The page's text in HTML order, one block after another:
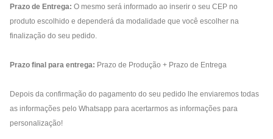
Prazo de Entrega: O mesmo será informado ao inserir o seu CEP no
produto escolhido e dependerá da modalidade que você escolher na
finalização do seu pedido.
Prazo final para entrega: Prazo de Produção + Prazo de Entrega
Depois da confirmação do pagamento do seu pedido lhe enviaremos todas
as informações pelo Whatsapp para acertarmos as informações para
personalização!